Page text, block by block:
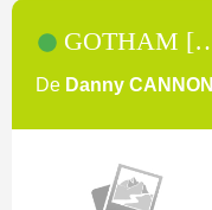
GOTHAM [SAISON 3]
De Danny CANNON